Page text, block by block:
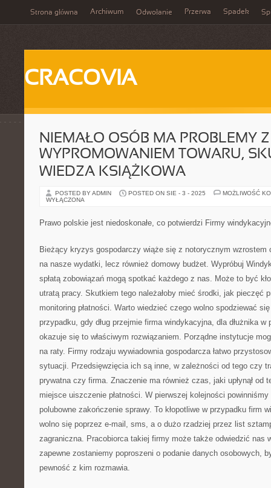
Strona główna Archiwum Odwołanie Przerwa Spadek
CRACOVIA
NIEMAŁO OSÓB MA PROBLEMY Z
WYPROMOWANIEM TOWARU,
WIEDZA KSIĄŻKOWA
POSTED BY ADMIN POSTED ON SIE - 3 - 2025
MOŻLIWOŚĆ
WYŁĄCZONA
Prawo polskie jest niedoskonałe, co potwierdzi Firmy
Bieżący kryzys gospodarczy wiąże się z notorycznym wzrostem
na nasze wydatki, lecz również domowy budżet. Wypróbuj
spłatą zobowiązań mogą spotkać każdego z nas. Może to być
utratą pracy. Skutkiem tego należałoby mieć środki, jak pieczęć
monitoring płatności. Warto wiedzieć czego wolno spodziewać
przypadku, gdy dług przejmie firma windykacyjna, dla dłużnika w
okazuje się to właściwym rozwiązaniem. Porządne instytucje
na raty. Firmy rodzaju wywiadownia gospodarcza łatwo
sytuacji. Przedsięwzięcia ich są inne, w zależności od tego czy
prywatna czy firma. Znaczenie ma również czas, jaki upłynął od
miejsce uiszczenie płatności. W pierwszej kolejności
polubowne zakończenie sprawy. To kłopotliwe w przypadku firm
wolno się poprzez e-mail, sms, a o dużo rzadziej przez list
zagraniczna. Pracobiorca takiej firmy może także odwiedzić nas
zapewne zostaniemy poproszeni o podanie danych osobowych,
pewność z kim rozmawia.